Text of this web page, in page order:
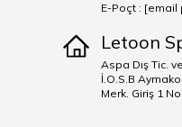
E-Poçt : [email
Letoon
Aspa Dış Tic.
İ.O.S.B
Merk. Giriş 1